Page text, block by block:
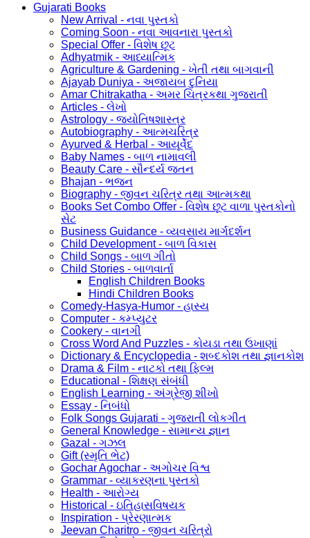
Gujarati Books
New Arrival - નવા પુસ્તકો
Coming Soon - નવા આવનારા પુસ્તકો
Special Offer - વિશેષ છૂટ
Adhyatmik - આધ્યાત્મિક
Agriculture & Gardening - ખેતી તથા બાગવાની
Ajayab Duniya - અજાયબ દુનિયા
Amar Chitrakatha - અમર ચિત્રકથા ગુજરાતી
Articles - લેખો
Astrology - જ્યોતિષશાસ્ત્ર
Autobiography - આત્મચરિત્ર
Ayurved & Herbal - આયૂર્વેદ
Baby Names - બાળ નામાવલી
Beauty Care - સૌન્દર્ય જતન
Bhajan - ભજન
Biography - જીવન ચરિત્ર તથા આત્મકથા
Books Set Combo Offer - વિશેષ છૂટ વાળા પુસ્તકોનો
સેટ
Business Guidance - વ્યવસાય માર્ગદર્શન
Child Development - બાળ વિકાસ
Child Songs - બાળ ગીતો
Child Stories - બાળવાર્તા
English Children Books
Hindi Children Books
Comedy-Hasya-Humor - હાસ્ય
Computer - કમ્પ્યુટર
Cookery - વાનગી
Cross Word And Puzzles - કોયડા તથા ઉખાણાં
Dictionary & Encyclopedia - શબ્દકોશ તથા જ્ઞાનકોશ
Drama & Film - નાટકો તથા ફિલ્મ
Educational - શિક્ષણ સંબંધી
English Learning - અંગ્રેજી શીખો
Essay - નિબંધો
Folk Songs Gujarati - ગુજરાતી લોકગીત
General Knowledge - સામાન્ય જ્ઞાન
Gazal - ગઝલ
Gift (સ્મૃતિ ભેટ)
Gochar Agochar - અગોચર વિશ્વ
Grammar - વ્યાકરણના પુસ્તકો
Health - આરોગ્ય
Historical - ઇતિહાસવિષયક
Inspiration - પ્રેરણાત્મક
Jeevan Charitro - જીવન ચરિત્રો